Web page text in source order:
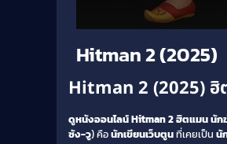
90%
Hitman 2 (2025)
Hitman 2 (2025)
ดูหนังออนไลน์ Hitman 2 ฮิตแมน นัก
ซัง-วู) คือนักเขียนเว็บตูนที่เคยเป็น นั